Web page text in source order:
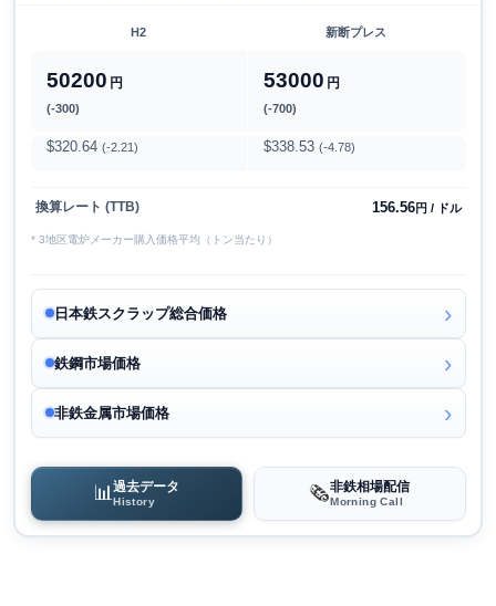
H2 新断プレス
50200 円
(-300)
53000 円
(-700)
$320.64 (-2.21) $338.53 (-4.78)
換算レート (TTB) 156.56円 / ドル
* 3地区電炉メーカー購入価格平均（トン当たり）
日本鉄スクラップ総合価格
鉄鋼市場価格
非鉄金属市場価格
📊過去データ
History 🗞️非鉄相場配信
Morning Call